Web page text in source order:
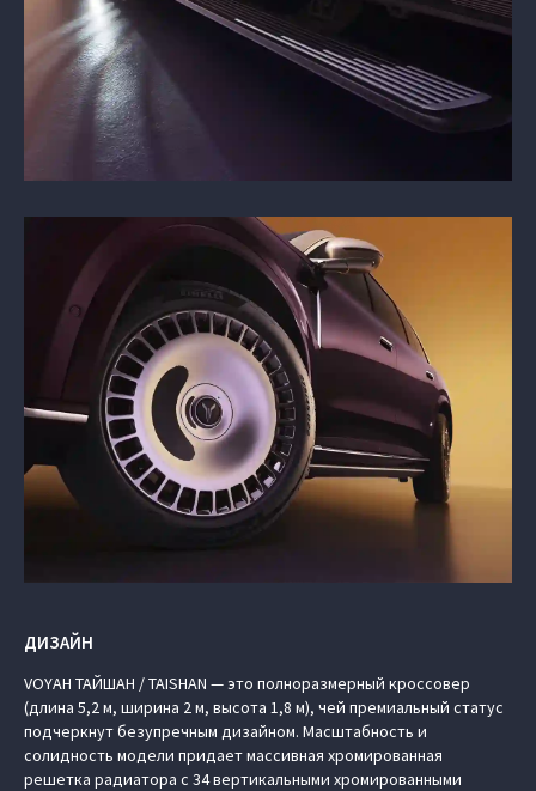
ДИЗАЙН
VOYAH ТАЙШАН / TAISHAN — это полноразмерный кроссовер
(длина 5,2 м, ширина 2 м, высота 1,8 м), чей премиальный статус
подчеркнут безупречным дизайном. Масштабность и
солидность модели придает массивная хромированная
решетка радиатора с 34 вертикальными хромированными